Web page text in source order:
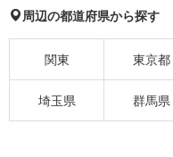
周辺の都道府県から探す
関東 東京都
埼玉県 群馬県